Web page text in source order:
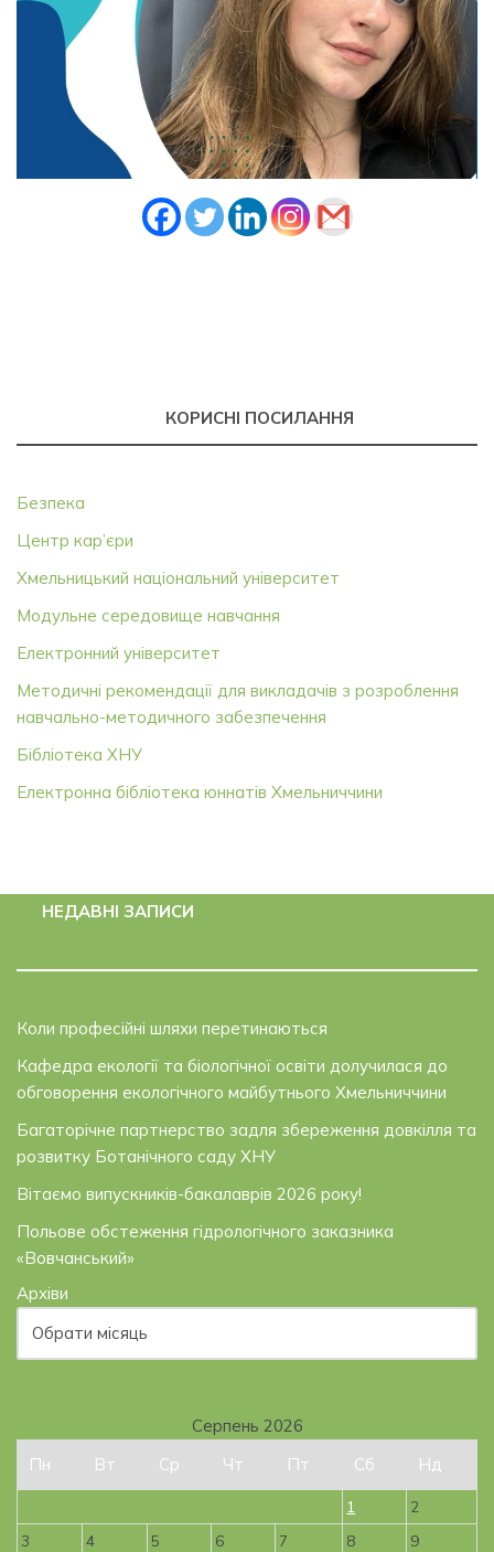
КОРИСНІ ПОСИЛАННЯ
Безпека
Центр кар’єри
Хмельницький національний університет
Модульне середовище навчання
Електронний університет
Методичні рекомендації для викладачів з розроблення
навчально-методичного забезпечення
Бібліотека ХНУ
Електронна бібліотека юннатів Хмельниччини
НЕДАВНІ ЗАПИСИ
Коли професійні шляхи перетинаються
Кафедра екології та біологічної освіти долучилася до
обговорення екологічного майбутнього Хмельниччини
Багаторічне партнерство задля збереження довкілля та
розвитку Ботанічного саду ХНУ
Вітаємо випускників-бакалаврів 2026 року!
Польове обстеження гідрологічного заказника
«Вовчанський»
Архіви
Серпень 2026
Пн
Вт Ср Чт Пт Сб Нд
1
2
3
4 5 6 7 8 9